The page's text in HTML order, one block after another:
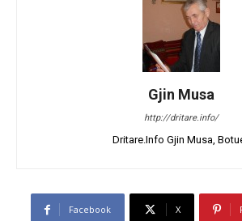
Gjin Musa
http://dritare.info/
Dritare.Info Gjin Musa,
Facebook X